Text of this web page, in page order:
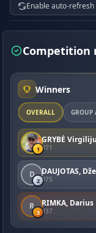
Enable auto-refresh
Competition
Winners
OVERALL GROUP
1
GRYBĖ
#71
D
2
DAUJOTAS,
#75
R
3
RIMKA, Darius
#37